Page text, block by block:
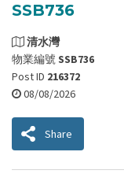
SSB736
清水灣
物業編號SSB736
Post ID 216372
08/08/2026
Share